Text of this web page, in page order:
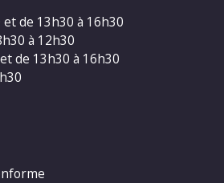
de 13h30 à 16h30
à 12h30
de 13h30 à 16h30